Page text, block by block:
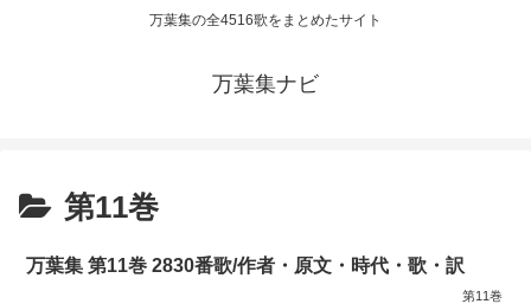
万葉集の全4516歌をまとめたサイト
万葉集ナビ
第11巻
万葉集 第11巻 2830番歌/作者・原文・時代・歌・訳
第11巻